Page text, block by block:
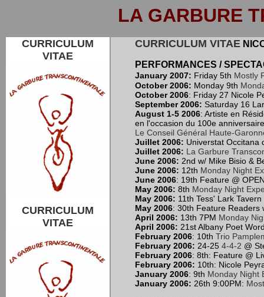
LA GARBURE
CURRICULUM
VITAE
CURRICULUM
VITAE
CURRICULUM VITAE
PERFORMANCES /
January 2007: Friday 5th Mostly
October 2006: Monday 9th
October 2006: Friday 27 Nicole
September 2006: Saturday 16
August 1-5 2006: Artiste en
en l'occasion du 100e
Le Conseil Général Haute-
Juillet 2006: Universtat Occitana
Juillet 2006: La Garbure
June 2006: 2nd w/ Mike Bisio &
June 2006: 12th Monday Night
June 2006: 19th Feature @
May 2006: 8th Monday Night
May 2006: 11th Tess' Lark
May 2006: 30th Feature Readers
April 2006: 13th 7PM Monday
April 2006: 21st Albany Poet
February 2006: 10th Trio
February 2006: 24-25 4-4-2 @
February 2006: 8th: Feature @
February 2006: 10th: Nicole
January 2006: 9th Monday Night
January 2006: 26th 9:00PM: